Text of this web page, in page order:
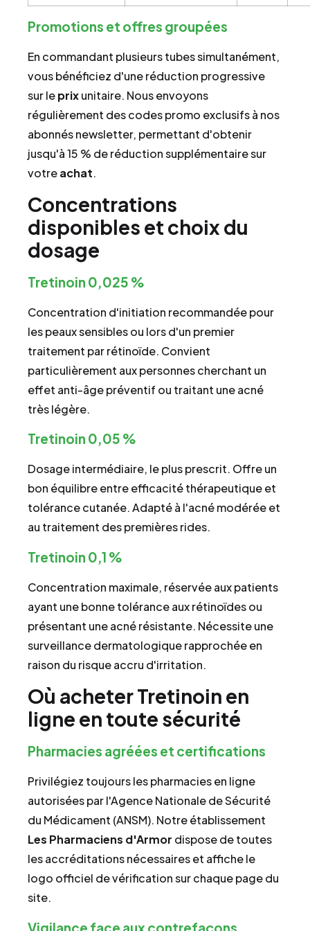
Promotions et offres groupées
En commandant plusieurs tubes simultanément,
vous bénéficiez d'une réduction progressive
sur leprixunitaire. Nous envoyons
régulièrement des codes promo exclusifs à nos
abonnés newsletter, permettant d'obtenir
jusqu'à 15 % de réduction supplémentaire sur
votreachat.
Concentrations
disponibles et choix du
dosage
Tretinoin 0,025 %
Concentration d'initiation recommandée pour
les peaux sensibles ou lors d'un premier
traitement par rétinoïde. Convient
particulièrement aux personnes cherchant un
effet anti-âge préventif ou traitant une acné
très légère.
Tretinoin 0,05 %
Dosage intermédiaire, le plus prescrit. Offre un
bon équilibre entre efficacité thérapeutique et
tolérance cutanée. Adapté à l'acné modérée et
au traitement des premières rides.
Tretinoin 0,1 %
Concentration maximale, réservée aux patients
ayant une bonne tolérance aux rétinoïdes ou
présentant une acné résistante. Nécessite une
surveillance dermatologique rapprochée en
raison du risque accru d'irritation.
Où acheter Tretinoin en
ligne en toute sécurité
Pharmacies agréées et certifications
Privilégiez toujours les pharmacies en ligne
autorisées par l'Agence Nationale de Sécurité
du Médicament (ANSM). Notre établissement
Les Pharmaciens d'Armor dispose de toutes
les accréditations nécessaires et affiche le
logo officiel de vérification sur chaque page du
site.
Vigilance face aux contrefaçons